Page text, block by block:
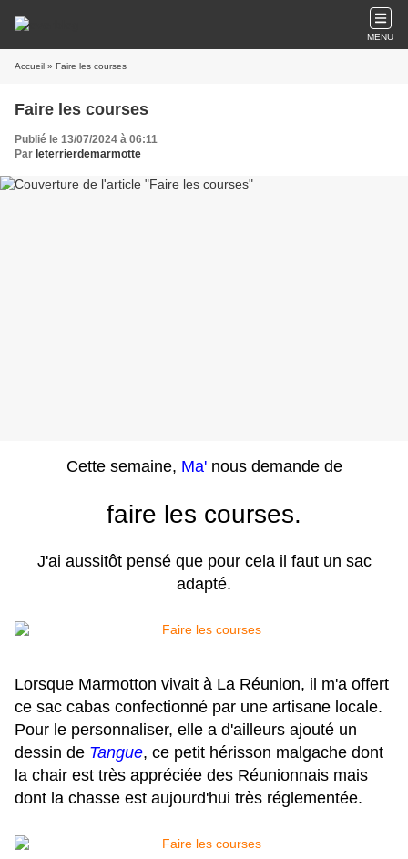
MENU
Accueil » Faire les courses
Faire les courses
Publié le 13/07/2024 à 06:11
Par leterrierdemarmotte
Cette semaine, Ma' nous demande de
faire les courses.
J'ai aussitôt pensé que pour cela il faut un sac
adapté.
Lorsque Marmotton vivait à La Réunion, il m'a offert
ce sac cabas confectionné par une artisane locale.
Pour le personnaliser, elle a d'ailleurs ajouté un
dessin de Tangue, ce petit hérisson malgache dont
la chair est très appréciée des Réunionnais mais
dont la chasse est aujourd'hui très réglementée.